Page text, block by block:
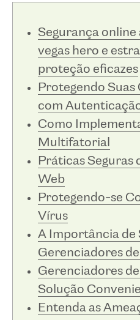
Segurança
vegas hero e
proteção eficazes
Protegendo Suas
com
Como
Multifatorial
Práticas Seguras
Web
Protegendo-se
Vírus
A Importância de
Gerenciadores
Gerenciadores
Solução
Entenda as